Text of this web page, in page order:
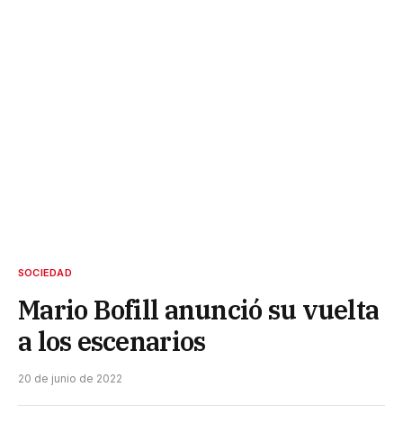
SOCIEDAD
Mario Bofill anunció su vuelta
a los escenarios
20 de junio de 2022